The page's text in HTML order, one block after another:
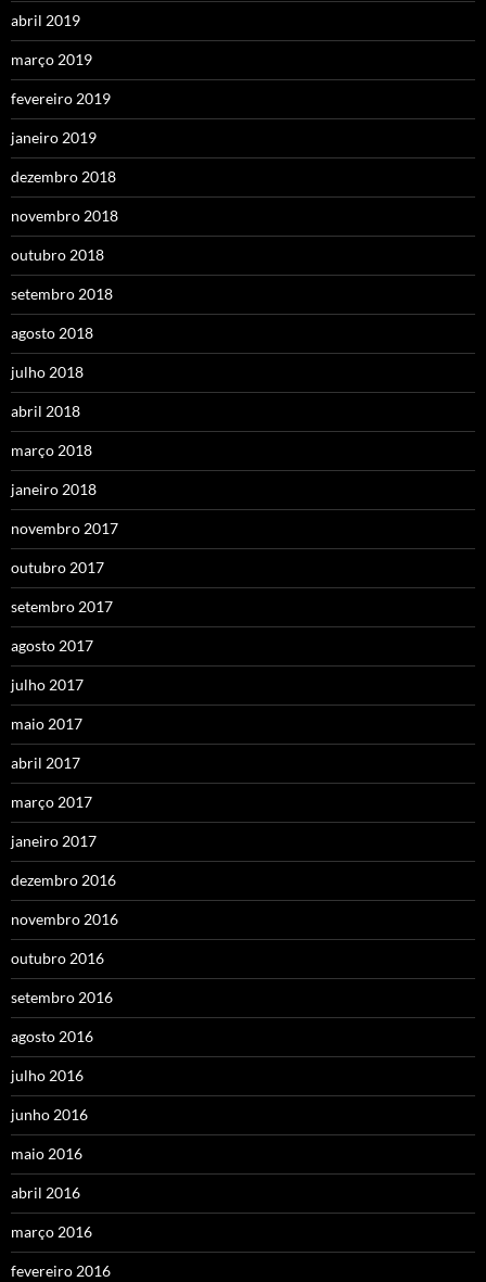
abril 2019
março 2019
fevereiro 2019
janeiro 2019
dezembro 2018
novembro 2018
outubro 2018
setembro 2018
agosto 2018
julho 2018
abril 2018
março 2018
janeiro 2018
novembro 2017
outubro 2017
setembro 2017
agosto 2017
julho 2017
maio 2017
abril 2017
março 2017
janeiro 2017
dezembro 2016
novembro 2016
outubro 2016
setembro 2016
agosto 2016
julho 2016
junho 2016
maio 2016
abril 2016
março 2016
fevereiro 2016